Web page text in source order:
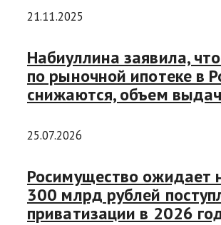
21.11.2025
Набиуллина заявила,
по рыночной ипотеке в
снижаются, объем
25.07.2026
Росимущество ожидает
300 млрд рублей
приватизации в 2026